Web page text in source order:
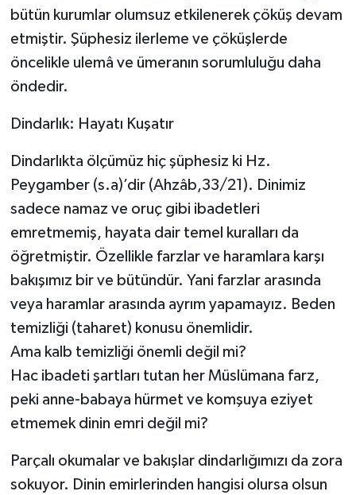
bütün kurumlar olumsuz etkilenerek çöküş devam
etmiştir. Şüphesiz ilerleme ve çöküşlerde
öncelikle ulemâ ve ümeranın sorumluluğu daha
öndedir.
Dindarlık: Hayatı Kuşatır
Dindarlıkta ölçümüz hiç şüphesiz ki Hz.
Peygamber (s.a)’dir (Ahzâb,33/21). Dinimiz
sadece namaz ve oruç gibi ibadetleri
emretmemiş, hayata dair temel kuralları da
öğretmiştir. Özellikle farzlar ve haramlara karşı
bakışımız bir ve bütündür. Yani farzlar arasında
veya haramlar arasında ayrım yapamayız. Beden
temizliği (taharet) konusu önemlidir.
Ama kalb temizliği önemli değil mi?
Hac ibadeti şartları tutan her Müslümana farz,
peki anne-babaya hürmet ve komşuya eziyet
etmemek dinin emri değil mi?
Parçalı okumalar ve bakışlar dindarlığımızı da zora
sokuyor. Dinin emirlerinden hangisi olursa olsun
Bolu Müftülüğü
Burdur Müftülüğü
Bursa Müftülüğü
Çanakkale Müftülüğü
Çankırı Müftülüğü
Çorum Müftülüğü
Denizli Müftülüğü
Diyarbakır Müftülüğü
Düzce Müftülüğü
Edirne Müftülüğü
Erzincan Müftülüğü
Makaleler
Ekonomi
Duyurular
Podcast
Bilim, Teknoloji
Biyografiler
Diyanet TV
İhtida Haberleri
YAŞAM